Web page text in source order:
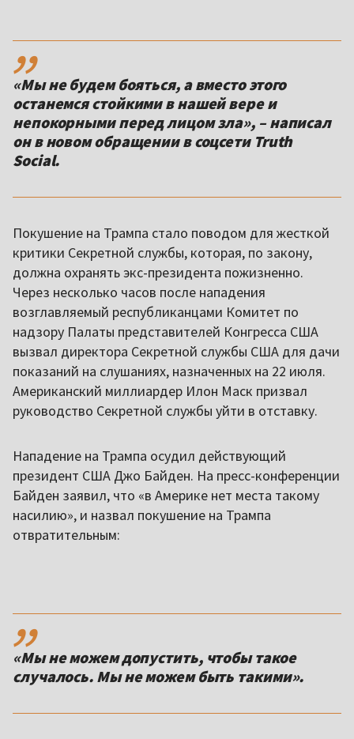
,,
«Мы не будем бояться, а вместо этого
останемся стойкими в нашей вере и
непокорными перед лицом зла», – написал
он в новом обращении в соцсети Truth
Social.
Покушение на Трампа стало поводом для жесткой
критики Секретной службы, которая, по закону,
должна охранять экс-президента пожизненно.
Через несколько часов после нападения
возглавляемый республиканцами Комитет по
надзору Палаты представителей Конгресса США
вызвал директора Секретной службы США для дачи
показаний на слушаниях, назначенных на 22 июля.
Американский миллиардер Илон Маск призвал
руководство Секретной службы уйти в отставку.
Нападение на Трампа осудил действующий
президент США Джо Байден. На пресс-конференции
Байден заявил, что «в Америке нет места такому
насилию», и назвал покушение на Трампа
отвратительным:
,,
«Мы не можем допустить, чтобы такое
случалось. Мы не можем быть такими».